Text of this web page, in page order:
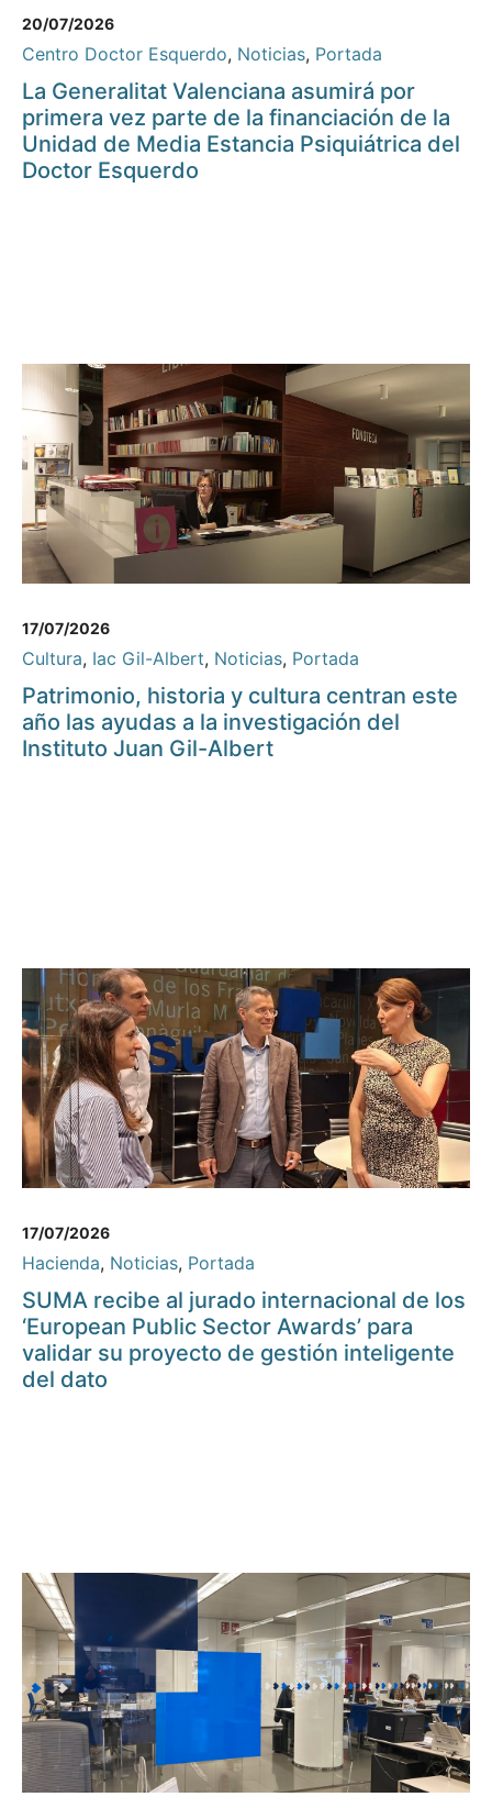
20/07/2026
Centro Doctor Esquerdo, Noticias, Portada
La Generalitat Valenciana asumirá por
primera vez parte de la financiación de la
Unidad de Media Estancia Psiquiátrica del
Doctor Esquerdo
17/07/2026
Cultura, Iac Gil-Albert, Noticias, Portada
Patrimonio, historia y cultura centran este
año las ayudas a la investigación del
Instituto Juan Gil-Albert
17/07/2026
Hacienda, Noticias, Portada
SUMA recibe al jurado internacional de los
‘European Public Sector Awards’ para
validar su proyecto de gestión inteligente
del dato